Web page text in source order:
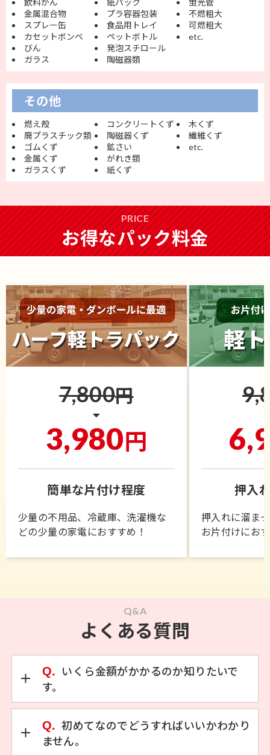
飲料かん
金属混合物
スプレー缶
カセットボンベ
びん
ガラス
紙パック
プラ容器包装
食品用トレイ
ペットボトル
発泡スチロール
陶磁器類
蛍光管
不燃粗大
可燃粗大
etc.
その他
燃え殻
廃プラスチック類
ゴムくず
金属くず
ガラスくず
コンクリートくず
陶磁器くず
鉱さい
がれき類
紙くず
木くず
繊維くず
etc.
PRICE
お得なパック料金
7,800円
3,980円
簡単な片付け程度
少量の不用品、冷蔵庫、洗濯機な
どの少量の家電におすすめ！
押入
押入れに溜ま
お片付けにお
Q&A
よくある質問
Q. いくら金額がかかるのか知りたいで
す。
Q. 初めてなのでどうすればいいかわかり
ません。